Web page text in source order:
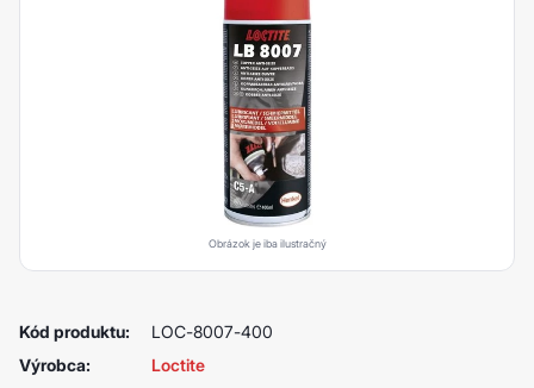
Obrázok je iba ilustračný
Kód produktu:
LOC-8007-400
Výrobca:
Loctite